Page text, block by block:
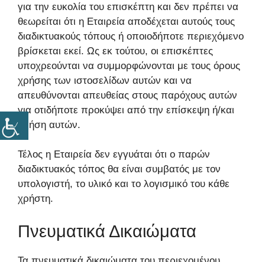
για την ευκολία του επισκέπτη και δεν πρέπει να
θεωρείται ότι η Εταιρεία αποδέχεται αυτούς τους
διαδικτυακούς τόπους ή οποιοδήποτε περιεχόμενο
βρίσκεται εκεί. Ως εκ τούτου, οι επισκέπτες
υποχρεούνται να συμμορφώνονται με τους όρους
χρήσης των ιστοσελίδων αυτών και να
απευθύνονται απευθείας στους παρόχους αυτών
για οτιδήποτε προκύψει από την επίσκεψη ή/και
χρήση αυτών.
Τέλος η Εταιρεία δεν εγγυάται ότι ο παρών
διαδικτυακός τόπος θα είναι συμβατός με τον
υπολογιστή, το υλικό και το λογισμικό του κάθε
χρήστη.
Πνευματικά Δικαιώματα